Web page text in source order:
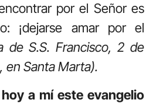
por el Señor es
¡dejarse amar por el
de S.S. Francisco, 2 de
en Santa Marta).
a mí este evangelio